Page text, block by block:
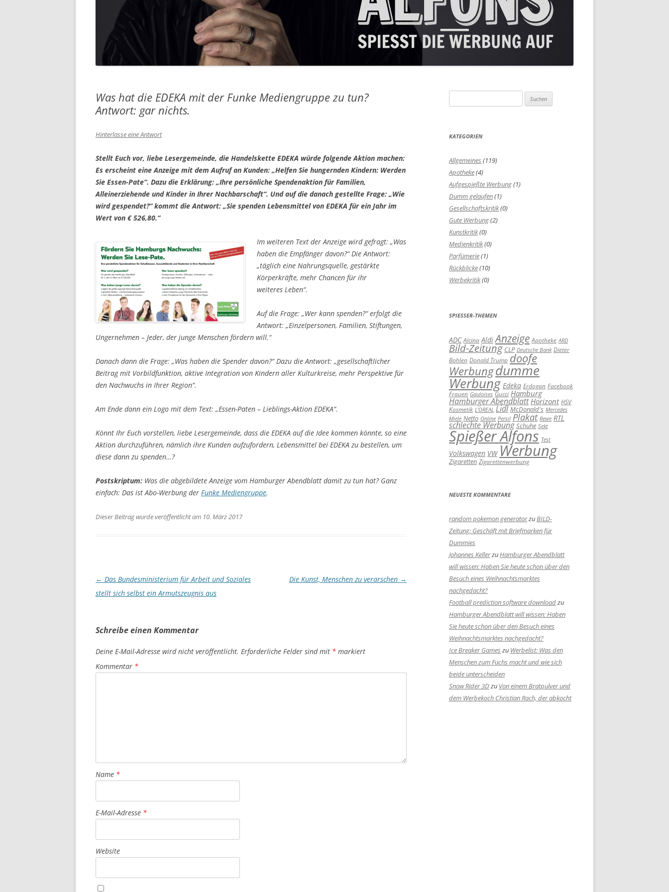
Was hat die EDEKA mit der Funke Mediengruppe zu tun?
Antwort: gar nichts.
Hinterlasse eine Antwort
Stellt Euch vor, liebe Lesergemeinde, die Handelskette EDEKA würde folgende Aktion machen:
Es erscheint eine Anzeige mit dem Aufruf an Kunden: „Helfen Sie hungernden Kindern: Werden
Sie Essen-Pate“. Dazu die Erklärung: „Ihre persönliche Spendenaktion für Familien,
Alleinerziehende und Kinder in Ihrer Nachbarschaft“. Und auf die danach gestellte Frage: „Wie
wird gespendet?“ kommt die Antwort: „Sie spenden Lebensmittel von EDEKA für ein Jahr im
Wert von € 526,80.“
Im weiteren Text der Anzeige wird gefragt: „Was
haben die Empfänger davon?“ Die Antwort:
„täglich eine Nahrungsquelle, gestärkte
Körperkräfte, mehr Chancen für ihr
weiteres Leben“.
Auf die Frage: „Wer kann spenden?“ erfolgt die
Antwort: „Einzelpersonen, Familien, Stiftungen,
Ungernehmen – Jeder, der junge Menschen fördern will.“
Danach dann die Frage: „Was haben die Spender davon?“ Dazu die Antwort: „gesellschaftlicher
Beitrag mit Vorbildfunktion, aktive Integration von Kindern aller Kulturkreise, mehr Perspektive für
den Nachwuchs in Ihrer Region“.
Am Ende dann ein Logo mit dem Text: „Essen-Paten – Lieblings-Aktion EDEKA“.
Könnt Ihr Euch vorstellen, liebe Lesergemeinde, dass die EDEKA auf die Idee kommen könnte, so eine
Aktion durchzuführen, nämlich ihre Kunden aufzufordern, Lebensmittel bei EDEKA zu bestellen, um
diese dann zu spenden…?
Postskriptum: Was die abgebildete Anzeige vom Hamburger Abendblatt damit zu tun hat? Ganz
einfach: Das ist Abo-Werbung der Funke Mediengruppe.
Dieser Beitrag wurde veröffentlicht am 10. März 2017
Artikel-
Navigation
← Das Bundesministerium für Arbeit und Soziales
stellt sich selbst ein Armutszeugnis aus
Die Kunst, Menschen zu verarschen →
Schreibe einen Kommentar
Deine E-Mail-Adresse wird nicht veröffentlicht. Erforderliche Felder sind mit * markiert
Kommentar *
Name *
E-Mail-Adresse *
Website
nach:
KATEGORIEN
Allgemeines (119)
Apotheke(4)
Aufgespießte Werbung(1)
Dumm gelaufen(1)
Gesellschaftskritik(0)
Gute Werbung(2)
Kunstkritik(0)
Medienkritik(0)
Parfümerie(1)
Rückblicke(10)
Werbekritik(0)
SPIESSER-THEMEN
ADC Alcina Aldi Anzeige Apotheke ARD
Bild-Zeitung CLP Deutsche Bank Dieter
Bohlen Donald Trump doofe
Werbungdumme
Werbung Edeka Erdogan Facebook
Frauen Gauloises Gucci Hamburg
Hamburger Abendblatt Horizont HSV
Kosmetik L'OREAL Lidl McDonald's Mercedes
Miele Netto Online Persil Plakat Rewe RTL
schlechte Werbung Schuhe Sekt
Spießer Alfons Test
Volkswagen VW Werbung
Zigaretten Zigarettenwerbung
NEUESTE KOMMENTARE
random pokemon generatorzuBILD-
Zeitung: Geschäft mit Briefmarken für
Dummies
Johannes KellerzuHamburger Abendblatt
will wissen: Haben Sie heute schon über den
Besuch eines Weihnachtsmarktes
nachgedacht?
Football prediction software downloadzu
Hamburger Abendblatt will wissen: Haben
Sie heute schon über den Besuch eines
Weihnachtsmarktes nachgedacht?
Ice Breaker Games zu Werbelist: Was den
Menschen zum Fuchs macht und wie sich
beide unterscheiden
Snow Rider 3Dzu Von einem Bratpulver und
dem Werbekoch Christian Rach, der abkocht